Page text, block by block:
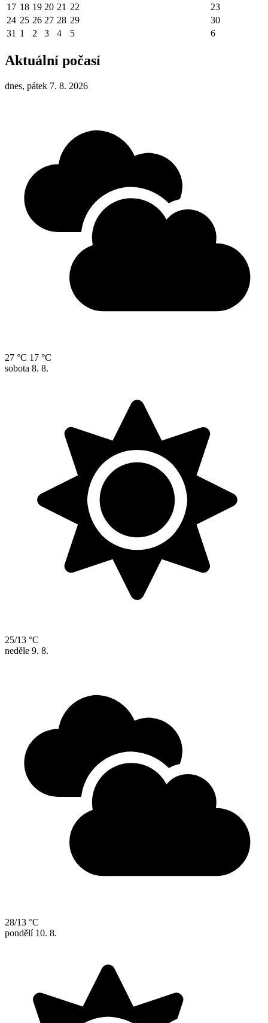
17 18 19 20 21 22
23
24 25 26 27 28 29
30
31 1 2 3 4 5 6
Aktuální počasí
dnes, pátek 7. 8. 2026
27 °C 17 °C
sobota 8. 8.
25/13 °C
neděle 9. 8.
28/13 °C
pondělí 10. 8.